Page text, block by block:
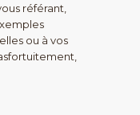
référant,
ou à vos